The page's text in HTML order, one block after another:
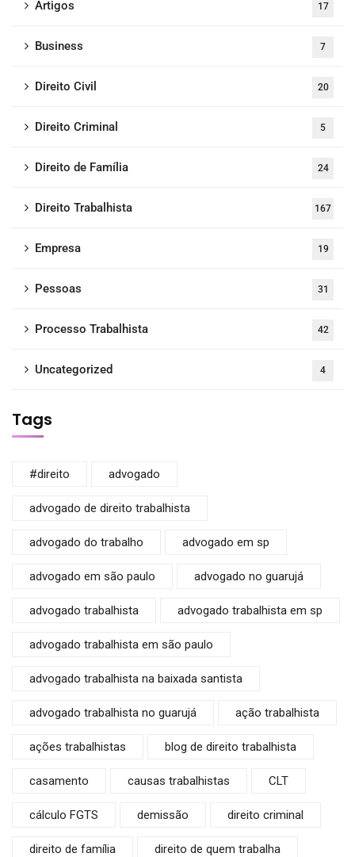
Artigos 17
Business 7
Direito Civil 20
Direito Criminal 5
Direito de Família 24
Direito Trabalhista 167
Empresa 19
Pessoas 31
Processo Trabalhista 42
Uncategorized 4
Tags
#direito advogado
advogado de direito trabalhista
advogado do trabalho advogado em sp
advogado em são paulo advogado no guarujá
advogado trabalhista advogado trabalhista em sp
advogado trabalhista em são paulo
advogado trabalhista na baixada santista
advogado trabalhista no guarujá ação trabalhista
ações trabalhistas blog de direito trabalhista
casamento causas trabalhistas CLT
cálculo FGTS demissão direito criminal
direito de família direito de quem trabalha